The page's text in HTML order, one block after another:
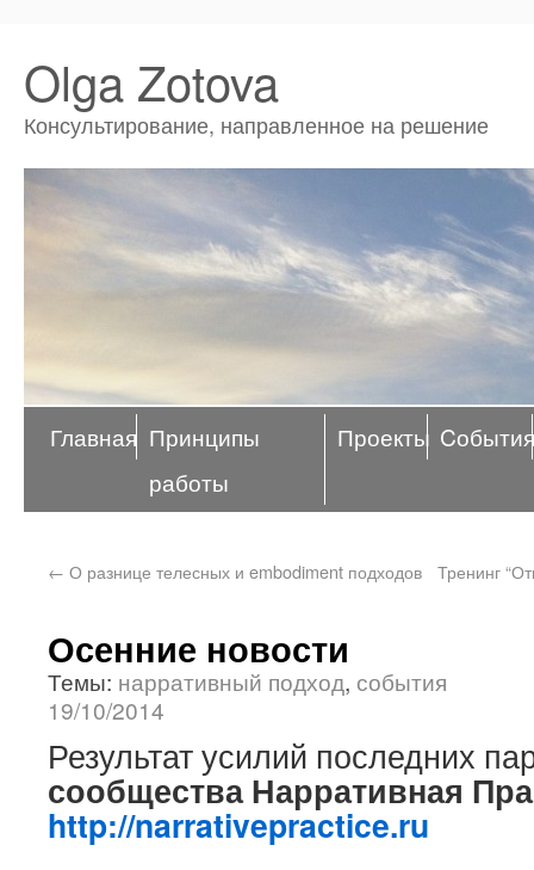
Olga Zotova
Консультирование, направленное на решение
Главная Принципы
работы
Проекты Cобытия
← О разнице телесных и embodiment подходов Тренинг
Осенние новости
Темы: нарративный подход, события
19/10/2014
Результат усилий последних
сообщества Нарративная
http://narrativepractice.ru